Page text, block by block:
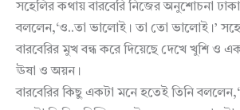
সহেলির কথায় বারবেরি নিজের অনুশোচনা
বললেন,‘ও..তা ভালোই। তা তো ভালোই।’
বারবেরির মুখ বন্ধ করে দিয়েছে দেখে খুশি ও
ঊষা ও অয়ন।
বারবেরির কিছু একটা মনে হতেই তিনি